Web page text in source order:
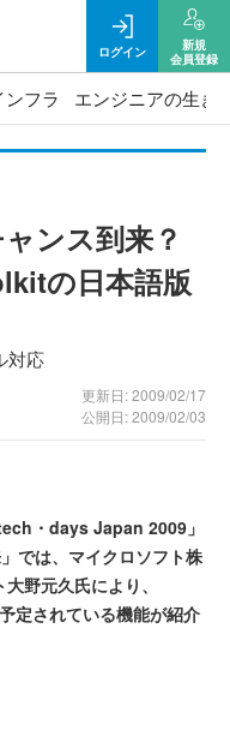
ログイン
新規
会員登録
ンフラ エンジニアの生き
ンス到来？
の日本語版
対応
更新日: 2009/02/17
公開日: 2009/02/03
・days Japan 2009」
では、マイクロソフト株
野元久氏により、
定されている機能が紹介